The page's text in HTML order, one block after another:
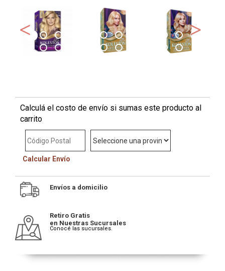
Calculá el costo de envío si sumas este producto al
carrito
Calcular Envío
Envíos a domicilio
Retiro Gratis
en Nuestras Sucursales
Conocé las sucursales.